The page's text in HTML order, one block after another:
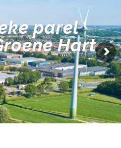
parel
Hart